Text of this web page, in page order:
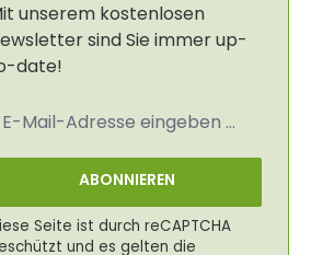
unserem kostenlosen
sind Sie immer up-
date!
Mail-
ABONNIEREN
Seite ist durch reCAPTCHA
und es gelten die